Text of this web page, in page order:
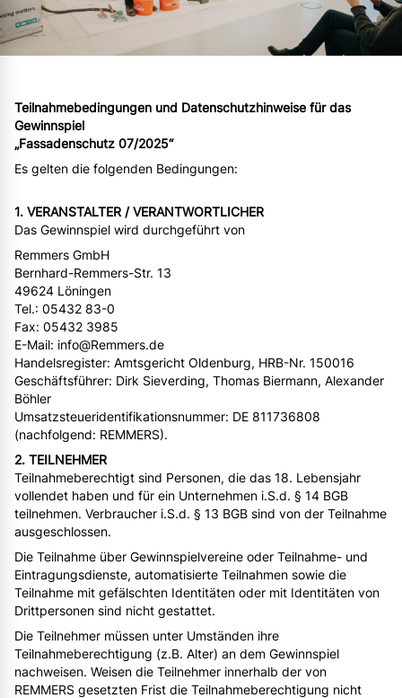
Teilnahmebedingungen und Datenschutzhinweise für das
Gewinnspiel
„Fassadenschutz 07/2025“
Es gelten die folgenden Bedingungen:
1. VERANSTALTER / VERANTWORTLICHER
Das Gewinnspiel wird durchgeführt von
Remmers GmbH
Bernhard-Remmers-Str. 13
49624 Löningen
Tel.: 05432 83-0
Fax: 05432 3985
E-Mail: info@Remmers.de
Handelsregister: Amtsgericht Oldenburg, HRB-Nr. 150016
Geschäftsführer: Dirk Sieverding, Thomas Biermann, Alexander
Böhler
Umsatzsteueridentifikationsnummer: DE 811736808
(nachfolgend: REMMERS).
2. TEILNEHMER
Teilnahmeberechtigt sind Personen, die das 18. Lebensjahr
vollendet haben und für ein Unternehmen i.S.d. § 14 BGB
teilnehmen. Verbraucher i.S.d. § 13 BGB sind von der Teilnahme
ausgeschlossen.
Die Teilnahme über Gewinnspielvereine oder Teilnahme- und
Eintragungsdienste, automatisierte Teilnahmen sowie die
Teilnahme mit gefälschten Identitäten oder mit Identitäten von
Drittpersonen sind nicht gestattet.
Die Teilnehmer müssen unter Umständen ihre
Teilnahmeberechtigung (z.B. Alter) an dem Gewinnspiel
nachweisen. Weisen die Teilnehmer innerhalb der von
REMMERS gesetzten Frist die Teilnahmeberechtigung nicht